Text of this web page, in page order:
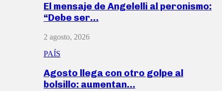
El mensaje de Angelelli al peronismo:
“Debe ser…
2 agosto, 2026
PAÍS
Agosto llega con otro golpe al
bolsillo: aumentan…